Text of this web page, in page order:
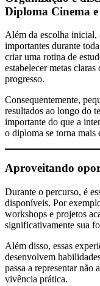
Diploma Cinema
Além da escolha inicial,
importantes durante
criar uma rotina de
estabelecer metas
progresso.
Consequentemente,
resultados ao longo do
importante do que a
o diploma se torna mais
Aproveitando
Durante o percurso, é
disponíveis. Por
workshops e projetos
significativamente sua
Além disso, essas
desenvolvem
passa a representar não
vivência prática.